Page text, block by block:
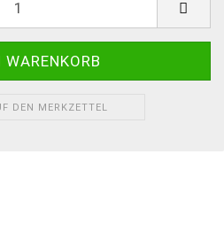
DEN MERKZETTEL